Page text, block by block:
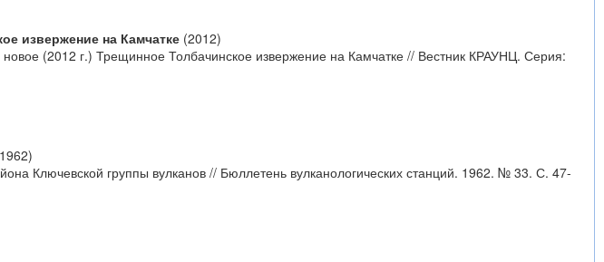
извержение на Камчатке (2012)
(2012 г.) Трещинное Толбачинское извержение на Камчатке // Вестник КРАУНЦ. Серия:
Ключевской группы вулканов // Бюллетень вулканологических станций. 1962. № 33. С. 47-